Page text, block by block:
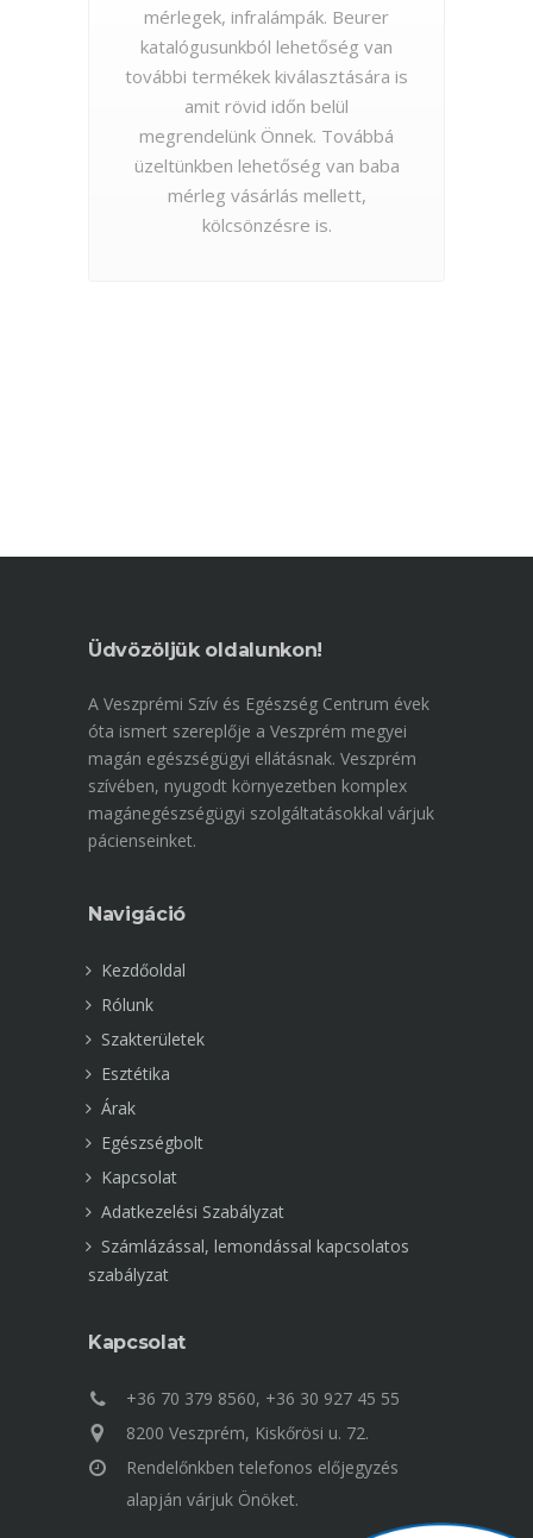
mérlegek, infralámpák. Beurer
katalógusunkból lehetőség van
további termékek kiválasztására is
amit rövid időn belül
megrendelünk Önnek. Továbbá
üzeltünkben lehetőség van baba
mérleg vásárlás mellett,
kölcsönzésre is.
Üdvözöljük oldalunkon!
A Veszprémi Szív és Egészség Centrum évek
óta ismert szereplője a Veszprém megyei
magán egészségügyi ellátásnak. Veszprém
szívében, nyugodt környezetben komplex
magánegészségügyi szolgáltatásokkal várjuk
pácienseinket.
Navigáció
Kezdőoldal
Rólunk
Szakterületek
Esztétika
Árak
Egészségbolt
Kapcsolat
Adatkezelési Szabályzat
Számlázással, lemondással kapcsolatos
szabályzat
Kapcsolat
+36 70 379 8560, +36 30 927 45 55
8200 Veszprém, Kiskőrösi u. 72.
Rendelőnkben telefonos előjegyzés
alapján várjuk Önöket.